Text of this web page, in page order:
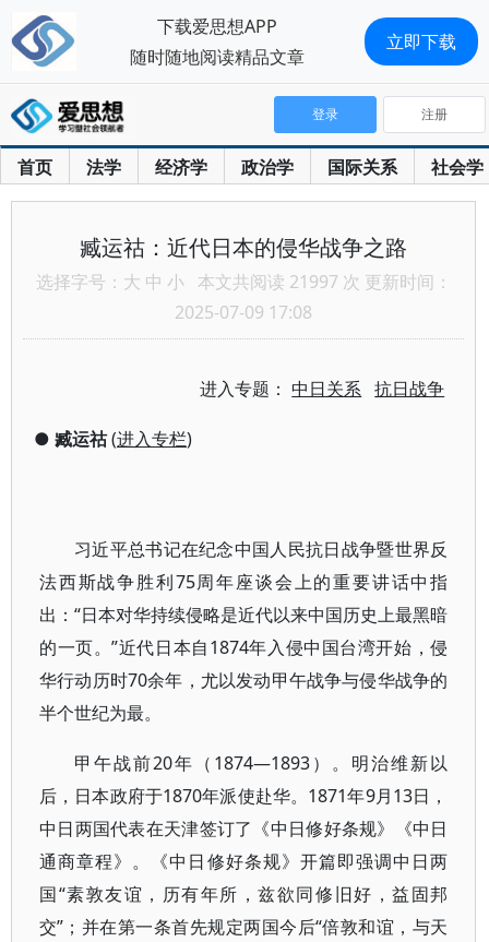
首页 法学 经济学 政治学 国际关系 社会学
登录 注册
臧运祜：近代日本的侵华战争之路
选择字号： 大 中 小 本文共阅读 21997 次 更新时间：
2025-07-09 17:08
进入专题：中日关系 抗日战争
● 臧运祜(进入专栏)
习近平总书记在纪念中国人民抗日战争暨世界反
法西斯战争胜利75周年座谈会上的重要讲话中指
出：“日本对华持续侵略是近代以来中国历史上最黑暗
的一页。”近代日本自1874年入侵中国台湾开始，侵
华行动历时70余年，尤以发动甲午战争与侵华战争的
半个世纪为最。
甲午战前20年（1874—1893）。明治维新以
后，日本政府于1870年派使赴华。1871年9月13日，
中日两国代表在天津签订了《中日修好条规》《中日
通商章程》。《中日修好条规》开篇即强调中日两
国“素敦友谊，历有年所，兹欲同修旧好，益固邦
交”；并在第一条首先规定两国今后“倍敦和谊，与天
下载爱思想APP
随时随地阅读精品文章
立即下载